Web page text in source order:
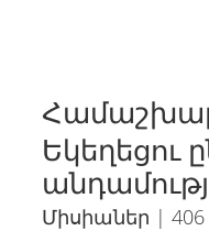
Եկեղեցու
Միսիաներ | 406